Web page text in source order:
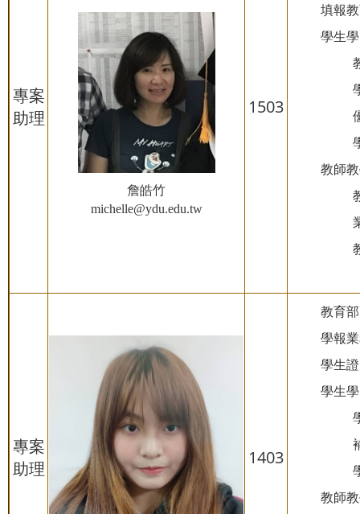
專案
助理
詹皓竹
michelle@ydu.edu.tw
1503
填報
學生
教師
專案
助理
1403
教育
學報
學生
學生
教師